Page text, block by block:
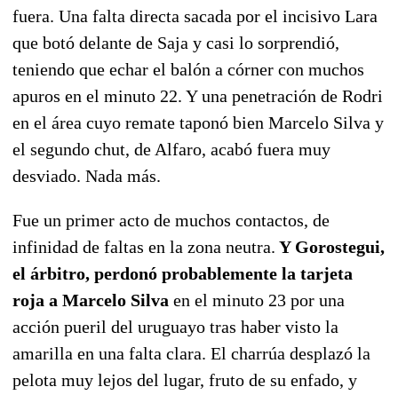
fuera. Una falta directa sacada por el incisivo Lara
que botó delante de Saja y casi lo sorprendió,
teniendo que echar el balón a córner con muchos
apuros en el minuto 22. Y una penetración de Rodri
en el área cuyo remate taponó bien Marcelo Silva y
el segundo chut, de Alfaro, acabó fuera muy
desviado. Nada más.
Fue un primer acto de muchos contactos, de
infinidad de faltas en la zona neutra. Y Gorostegui,
el árbitro, perdonó probablemente la tarjeta
roja a Marcelo Silva en el minuto 23 por una
acción pueril del uruguayo tras haber visto la
amarilla en una falta clara. El charrúa desplazó la
pelota muy lejos del lugar, fruto de su enfado, y